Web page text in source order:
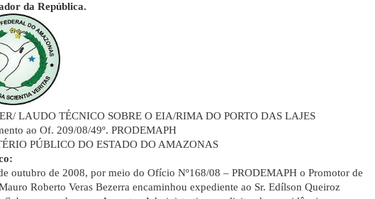
da República.
LAUDO TÉCNICO SOBRE O EIA/RIMA DO PORTO DAS LAJES
ao Of. 209/08/49º. PRODEMAPH
PÚBLICO DO ESTADO DO AMAZONAS
outubro de 2008, por meio do Ofício Nº168/08 – PRODEMAPH o Promotor de
Roberto Veras Bezerra encaminhou expediente ao Sr. Edílson Queiroz